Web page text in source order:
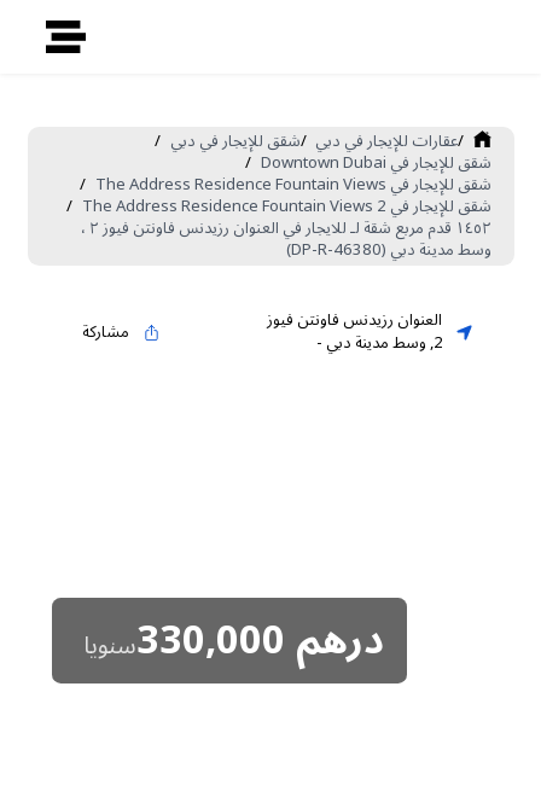
/عقارات للإيجار في دبي /شقق للإيجار في دبي /
شقق للإيجار في Downtown Dubai /
شقق للإيجار في The Address Residence Fountain Views /
شقق للإيجار في The Address Residence Fountain Views 2 /
١٤٥٢ قدم مربع شقة لـ للايجار في العنوان رزيدنس فاونتن فيوز ٢ ،
وسط مدينة دبي (DP-R-46380)
العنوان رزيدنس فاونتن فيوز
2
,وسط مدينة دبي- مشاركة
درهم330,000سنويا